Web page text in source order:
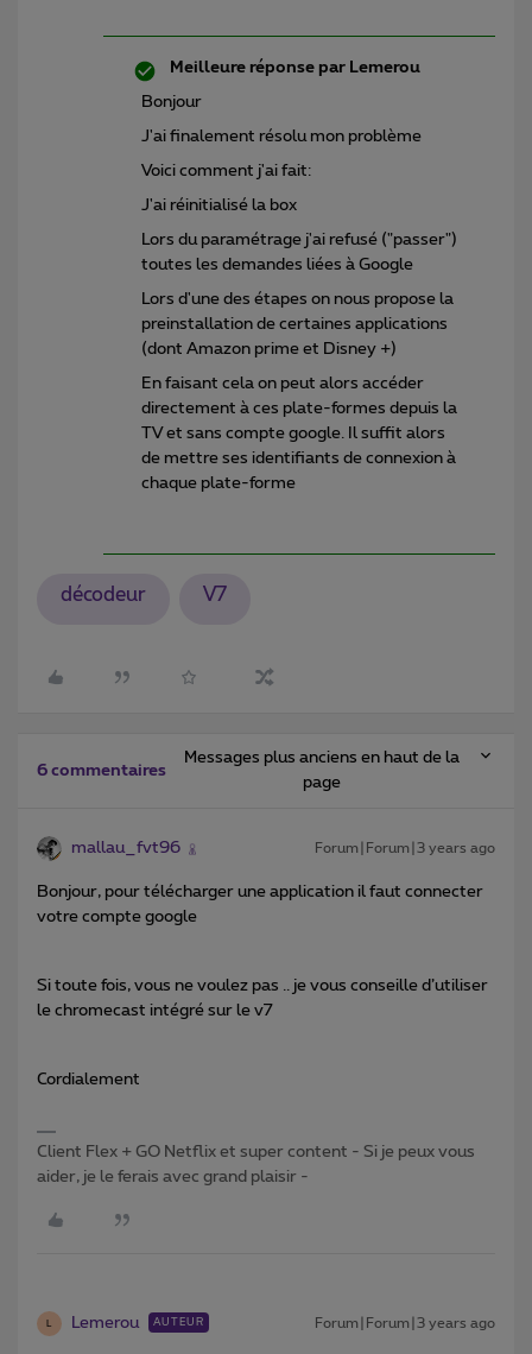
Meilleure réponse par Lemerou
Bonjour
J'ai finalement résolu mon problème
Voici comment j'ai fait:
J'ai réinitialisé la box
Lors du paramétrage j'ai refusé ("passer")
toutes les demandes liées à Google
Lors d'une des étapes on nous propose la
preinstallation de certaines applications
(dont Amazon prime et Disney +)
En faisant cela on peut alors accéder
directement à ces plate-formes depuis la
TV et sans compte google. Il suffit alors
de mettre ses identifiants de connexion à
chaque plate-forme
décodeur V7
6 commentaires
Messages plus anciens en haut de la
page
mallau_fvt96 Forum|Forum|3 years ago
Bonjour, pour télécharger une application il faut connecter
votre compte google
Si toute fois, vous ne voulez pas .. je vous conseille d’utiliser
le chromecast intégré sur le v7
Cordialement
Client Flex + GO Netflix et super content - Si je peux vous
aider, je le ferais avec grand plaisir -
Lemerou AUTEUR Forum|Forum|3 years ago